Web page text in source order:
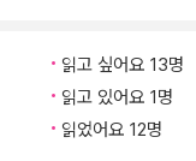
시에 퇴근해야 하는
는가? 둘 중 한 명을
양립을 위해 힘쓰고
읽고 싶어요 13명
읽고 있어요 1명
읽었어요 12명